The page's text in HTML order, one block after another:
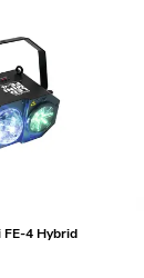
FE-4 Hybrid